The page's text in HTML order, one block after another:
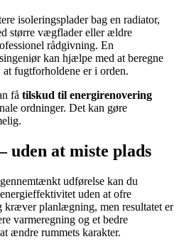
isoleringsplader bag en radiator,
større vægflader eller ældre
rådgivning. En
kan hjælpe med at beregne
fugtforholdene er i orden.
få tilskud til energirenovering
ordninger. Det kan gøre
uden at miste plads
udførelse kan du
uden at ofre
kræver planlægning, men resultatet er
varmeregning og et bedre
ændre rummets karakter.